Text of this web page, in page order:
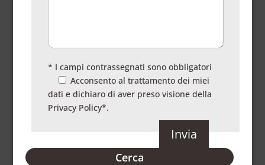
* I campi contrassegnati sono obbligatori
Acconsento al trattamento dei miei
dati e dichiaro di aver preso visione della
Privacy Policy*.
Cerca